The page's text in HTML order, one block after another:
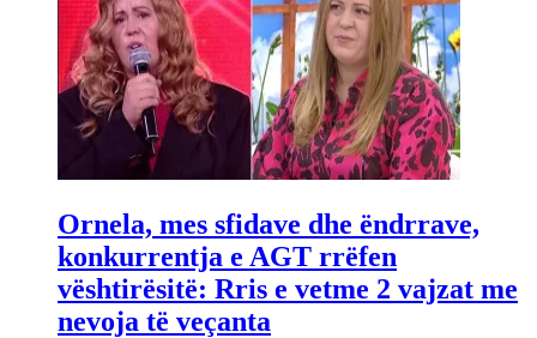
Ornela, mes sfidave dhe ëndrrave,
konkurrentja e AGT rrëfen
vështirësitë: Rris e vetme 2 vajzat me
nevoja të veçanta